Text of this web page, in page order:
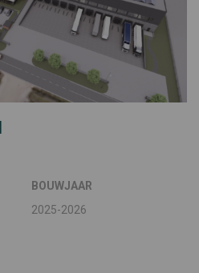
BOUWJAAR
2025-2026